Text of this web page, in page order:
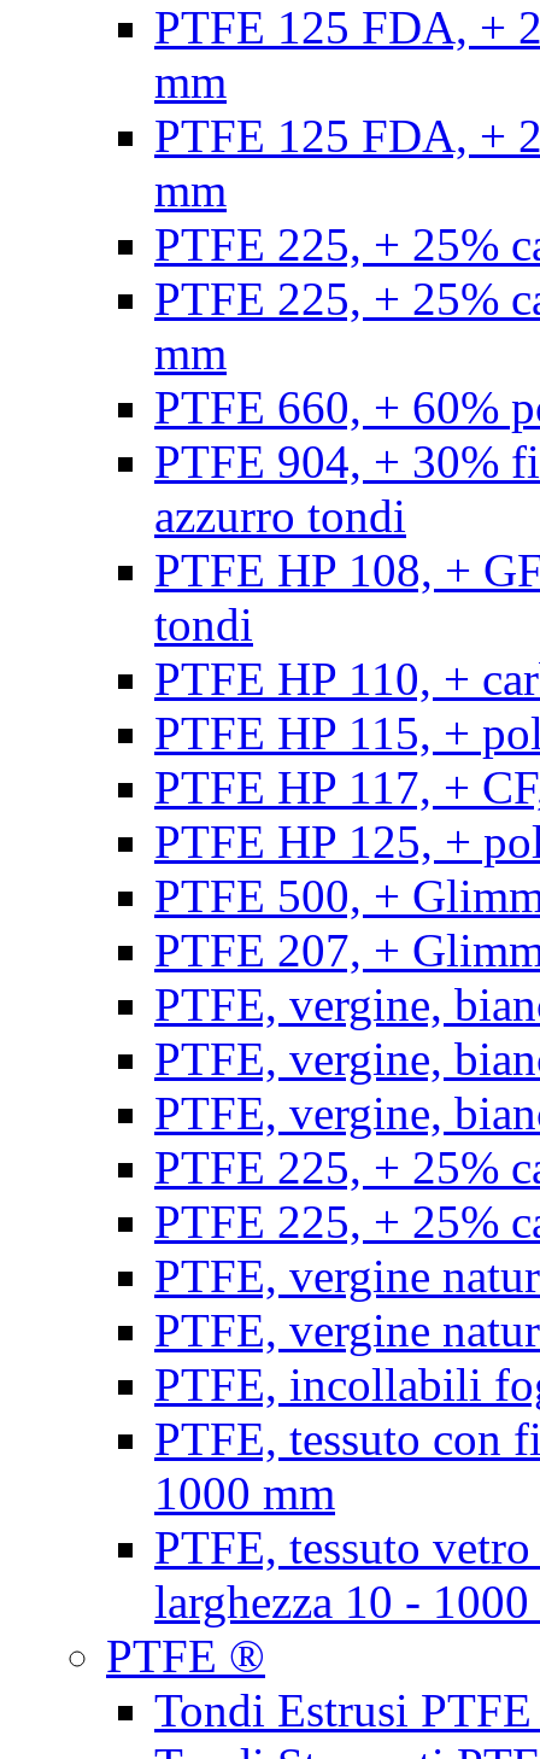
PTFE 125 FDA, +
mm
PTFE 125 FDA, +
mm
PTFE 225, + 25%
PTFE 225, + 25%
mm
PTFE 660, + 60%
PTFE 904, + 30%
azzurro tondi
PTFE HP 108, +
tondi
PTFE HP 110, +
PTFE HP 115, +
PTFE HP 117, +
PTFE HP 125, +
PTFE 500, +
PTFE 207, +
PTFE, vergine,
PTFE, vergine,
PTFE, vergine,
PTFE 225, + 25%
PTFE 225, + 25%
PTFE, vergine
PTFE, vergine
PTFE, incollabili
PTFE, tessuto con
1000 mm
PTFE, tessuto
larghezza 10 -
PTFE ®
Tondi Estrusi